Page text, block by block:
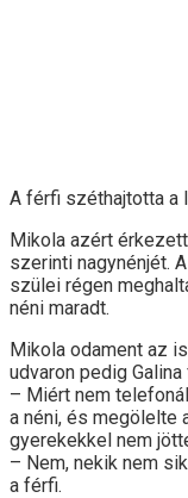
A férfi széthajtotta a
Mikola azért
szerinti nagynénjét.
szülei régen
néni maradt.
Mikola odament az
udvaron pedig Galina
– Miért nem
a néni, és megölelte
gyerekekkel nem
– Nem, nekik nem
a férfi.